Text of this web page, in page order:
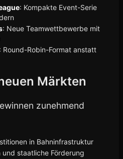
: Kompakte Event-Serie
: Neue Teamwettbewerbe mit
: Round-Robin-Format anstatt
Märkten
zunehmend
in Bahninfrastruktur
und staatliche Förderung